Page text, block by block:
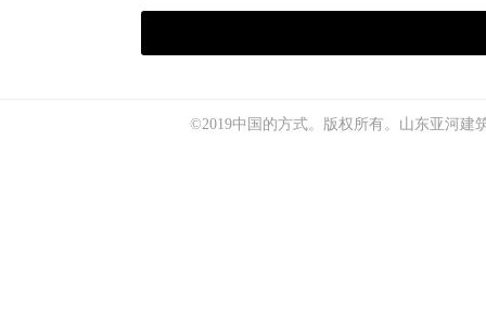
©2019中国的方式。版权所有。 山东亚河建